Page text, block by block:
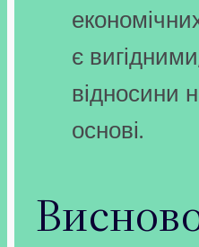
є
відносини
основі.